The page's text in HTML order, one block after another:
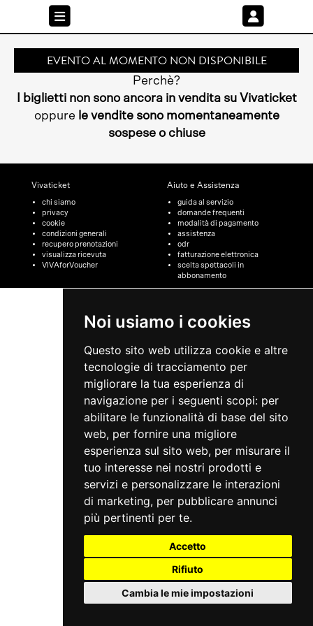
Noi usiamo i cookies
Questo sito web utilizza cookie e altre
tecnologie di tracciamento per
migliorare la tua esperienza di
navigazione per i seguenti scopi: per
abilitare le funzionalità di base del sito
web, per fornire una migliore
esperienza sul sito web, per misurare il
tuo interesse nei nostri prodotti e
servizi e personalizzare le interazioni
di marketing, per pubblicare annunci
più pertinenti per te.
Accetto
Rifiuto
Cambia le mie impostazioni
EVENTO AL MOMENTO NON DISPONIBILE
Perchè?
I biglietti non sono ancora in vendita su Vivaticket
oppure le vendite sono momentaneamente
sospese o chiuse
Vivaticket
chi siamo
privacy
cookie
condizioni generali
recupero prenotazioni
visualizza ricevuta
VIVAforVoucher
Aiuto e Assistenza
guida al servizio
domande frequenti
modalità di pagamento
assistenza
odr
fatturazione elettronica
scelta spettacoli in
abbonamento